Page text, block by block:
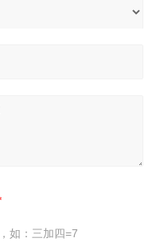
如：三加四=7